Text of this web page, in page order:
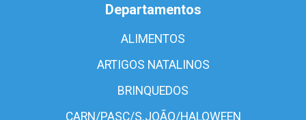
Departamentos
ALIMENTOS
ARTIGOS NATALINOS
BRINQUEDOS
CARN/PASC/S.JOÃO/HALOWEEN